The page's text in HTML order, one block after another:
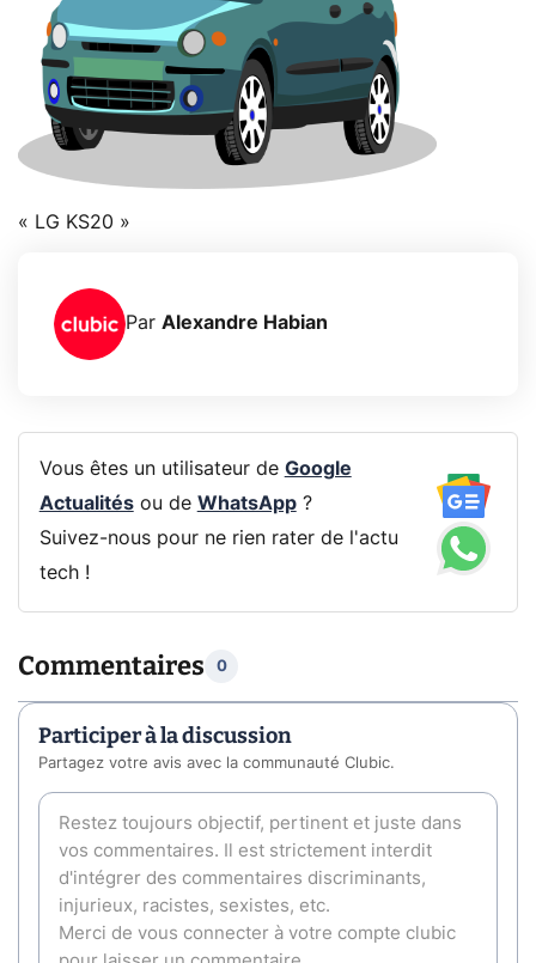
« LG KS20 »
Par Alexandre Habian
Vous êtes un utilisateur de Google
Actualitésou de WhatsApp?
Suivez-nous pour ne rien rater de l'actu
tech !
Commentaires 0
Participer à la discussion
Partagez votre avis avec la communauté Clubic.